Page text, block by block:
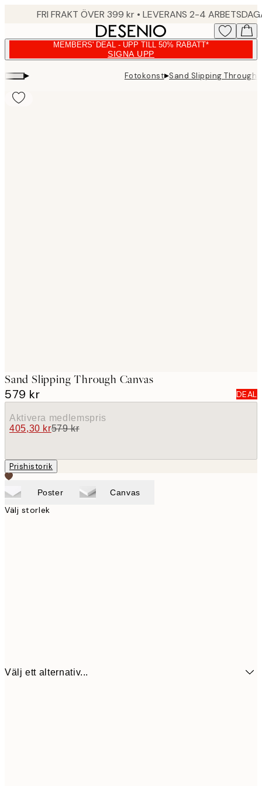
FRI FRAKT ÖVER 399 kr • LEVERANS 2-4
MEMBERS' DEAL - UPP TILL 50% RABATT*
SIGNA UPP
▸ Fotokonst▸Sand Slipping Through
Sand Slipping Through Canvas
579 kr DEAL
Aktivera medlemspris
405,30 kr579 kr
Prishistorik
Poster Canvas
Välj storlek
Välj ett alternativ...